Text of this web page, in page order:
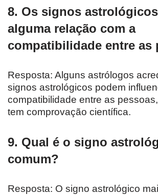
8. Os signos
alguma relação com a
compatibilidade entre as
Resposta: Alguns astrólogos
signos astrológicos podem
compatibilidade entre as
tem comprovação científica.
9. Qual é o signo
comum?
Resposta: O signo astrológico